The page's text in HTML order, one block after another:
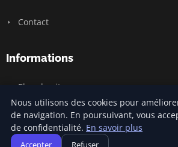
Contact
Informations
Plan du site
© 2026 Carnivalofclimatechange.
Nous utilisons des cookies pour
de navigation. En poursuivant, vous
de confidentialité. En savoir plus
Accepter Refuser